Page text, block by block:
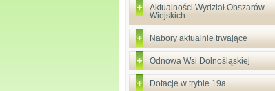
Aktualności Wydział Obszarów
Wiejskich
Nabory aktualnie trwające
Odnowa Wsi Dolnośląskiej
Dotacje w trybie 19a.